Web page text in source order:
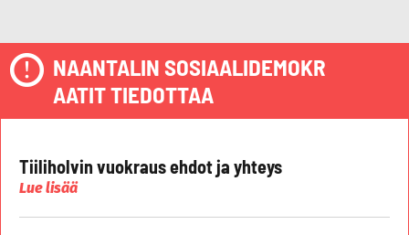
NAANTALIN SOSIAALIDEMOKR
AATIT TIEDOTTAA
Tiiliholvin vuokraus ehdot ja yhteys
Lue lisää